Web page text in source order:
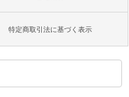
特定商取引法に基づく表示